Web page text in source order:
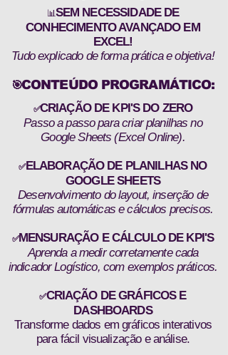
📊SEM NECESSIDADE DE
CONHECIMENTO AVANÇADO EM
EXCEL!
Tudo explicado de forma prática e objetiva!
🎯CONTEÚDO PROGRAMÁTICO:
✅CRIAÇÃO DE KPI'S DO ZERO
Passo a passo para criar planilhas no
Google Sheets (Excel Online).
✅ELABORAÇÃO DE PLANILHAS NO
GOOGLE SHEETS
Desenvolvimento do layout, inserção de
fórmulas automáticas e cálculos precisos.
✅MENSURAÇÃO E CÁLCULO DE KPI'S
Aprenda a medir corretamente cada
indicador Logístico, com exemplos práticos.
✅CRIAÇÃO DE GRÁFICOS E
DASHBOARDS
Transforme dados em gráficos interativos
para fácil visualização e análise.